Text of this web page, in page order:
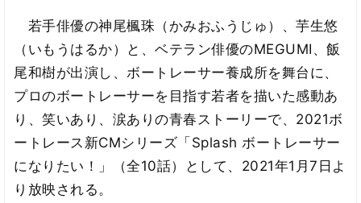
若手俳優の神尾楓珠（かみおふうじゅ）、芋生悠
（いもうはるか）と、ベテラン俳優のMEGUMI、飯
尾和樹が出演し、ボートレーサー養成所を舞台に、
プロのボートレーサーを目指す若者を描いた感動あ
り、笑いあり、涙ありの青春ストーリーで、2021ボ
ートレース新CMシリーズ「Splash ボートレーサー
になりたい！」（全10話）として、2021年1月7日よ
り放映される。